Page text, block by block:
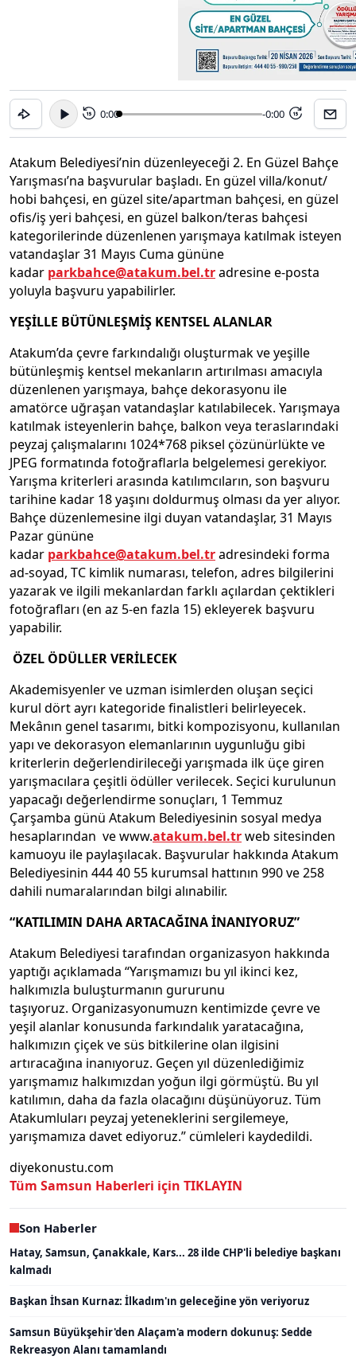
15 0:00 -0:00 15
Atakum Belediyesi’nin düzenleyeceği 2. En Güzel Bahçe
Yarışması’na başvurular başladı. En güzel villa/konut/
hobi bahçesi, en güzel site/apartman bahçesi, en güzel
ofis/iş yeri bahçesi, en güzel balkon/teras bahçesi
kategorilerinde düzenlenen yarışmaya katılmak isteyen
vatandaşlar 31 Mayıs Cuma gününe
kadar parkbahce@atakum.bel.tradresine e-posta
yoluyla başvuru yapabilirler.
YEŞİLLE BÜTÜNLEŞMİŞ KENTSEL ALANLAR
Atakum’da çevre farkındalığı oluşturmak ve yeşille
bütünleşmiş kentsel mekanların artırılması amacıyla
düzenlenen yarışmaya, bahçe dekorasyonu ile
amatörce uğraşan vatandaşlar katılabilecek. Yarışmaya
katılmak isteyenlerin bahçe, balkon veya teraslarındaki
peyzaj çalışmalarını 1024*768 piksel çözünürlükte ve
JPEG formatında fotoğraflarla belgelemesi gerekiyor.
Yarışma kriterleri arasında katılımcıların, son başvuru
tarihine kadar 18 yaşını doldurmuş olması da yer alıyor.
Bahçe düzenlemesine ilgi duyan vatandaşlar, 31 Mayıs
Pazar gününe
kadar parkbahce@atakum.bel.tradresindeki forma
ad-soyad, TC kimlik numarası, telefon, adres bilgilerini
yazarak ve ilgili mekanlardan farklı açılardan çektikleri
fotoğrafları (en az 5-en fazla 15) ekleyerek başvuru
yapabilir.
ÖZEL ÖDÜLLER VERİLECEK
Akademisyenler ve uzman isimlerden oluşan seçici
kurul dört ayrı kategoride finalistleri belirleyecek.
Mekânın genel tasarımı, bitki kompozisyonu, kullanılan
yapı ve dekorasyon elemanlarının uygunluğu gibi
kriterlerin değerlendirileceği yarışmada ilk üçe giren
yarışmacılara çeşitli ödüller verilecek. Seçici kurulunun
yapacağı değerlendirme sonuçları, 1 Temmuz
Çarşamba günü Atakum Belediyesinin sosyal medya
hesaplarından ve www.atakum.bel.trweb sitesinden
kamuoyu ile paylaşılacak. Başvurular hakkında Atakum
Belediyesinin 444 40 55 kurumsal hattının 990 ve 258
dahili numaralarından bilgi alınabilir.
“KATILIMIN DAHA ARTACAĞINA İNANIYORUZ”
Atakum Belediyesi tarafından organizasyon hakkında
yaptığı açıklamada “Yarışmamızı bu yıl ikinci kez,
halkımızla buluşturmanın gururunu
taşıyoruz. Organizasyonumuzn kentimizde çevre ve
yeşil alanlar konusunda farkındalık yaratacağına,
halkımızın çiçek ve süs bitkilerine olan ilgisini
artıracağına inanıyoruz. Geçen yıl düzenlediğimiz
yarışmamız halkımızdan yoğun ilgi görmüştü. Bu yıl
katılımın, daha da fazla olacağını düşünüyoruz. Tüm
Atakumluları peyzaj yeteneklerini sergilemeye,
yarışmamıza davet ediyoruz.” cümleleri kaydedildi.
diyekonustu.com
Tüm Samsun Haberleri için TIKLAYIN
Son Haberler
Hatay, Samsun, Çanakkale, Kars... 28 ilde CHP'li belediye başkanı
kalmadı
Başkan İhsan Kurnaz: İlkadım'ın geleceğine yön veriyoruz
Samsun Büyükşehir'den Alaçam'a modern dokunuş: Sedde
Rekreasyon Alanı tamamlandı